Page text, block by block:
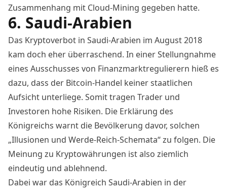
Zusammenhang mit Cloud-Mining gegeben hatte.
6. Saudi-Arabien
Das Kryptoverbot in Saudi-Arabien im August 2018
kam doch eher überraschend. In einerStellungnahme
eines Ausschusses von Finanzmarktregulierern hieß es
dazu, dass der Bitcoin-Handel keiner staatlichen
Aufsicht unterliege. Somit tragen Trader und
Investoren hohe Risiken. Die Erklärung des
Königreichs warnt die Bevölkerung davor, solchen
„Illusionen und Werde-Reich-Schemata“ zu folgen. Die
Meinung zu Kryptowährungen ist also ziemlich
eindeutig und ablehnend.
Dabei war das Königreich Saudi-Arabien in der